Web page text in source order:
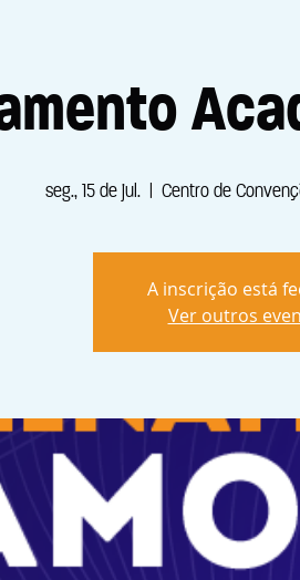
seg., 15 de jul. Centro de
A inscrição está
Ver outros